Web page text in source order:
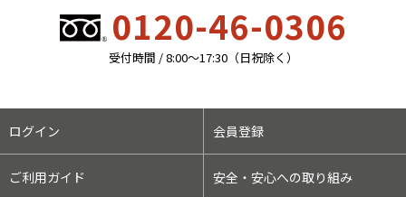
0120-46-0306
受付時間 / 8:00〜17:30（日祝除く）
ログイン 会員登録
ご利用ガイド 安全・安心への取り組み